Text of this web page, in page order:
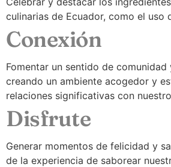
culinarias de Ecuador, como el uso
Conexión
Fomentar un sentido de comunidad
creando un ambiente acogedor y
relaciones significativas con
Disfrute
Generar momentos de felicidad y
de la experiencia de saborear